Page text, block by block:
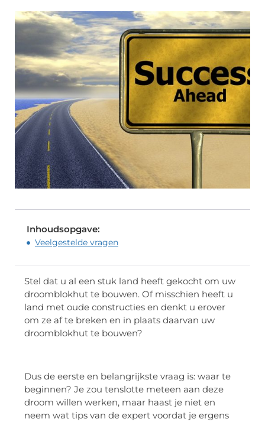
Inhoudsopgave:
Veelgestelde vragen
Stel dat u al een stuk land heeft gekocht om uw
droomblokhut te bouwen. Of misschien heeft u
land met oude constructies en denkt u erover
om ze af te breken en in plaats daarvan uw
droomblokhut te bouwen?
Dus de eerste en belangrijkste vraag is: waar te
beginnen? Je zou tenslotte meteen aan deze
droom willen werken, maar haast je niet en
neem wat tips van de expert voordat je ergens